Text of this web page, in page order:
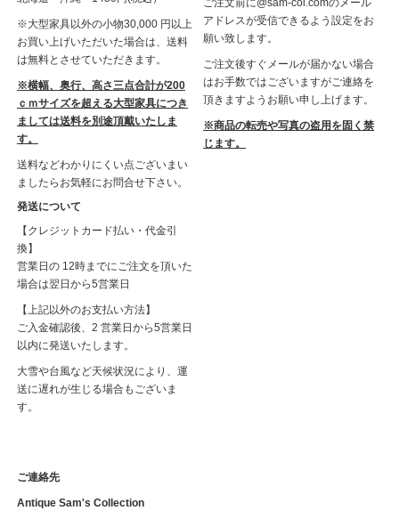
※大型家具以外の小物30,000 円以上
お買い上げいただいた場合は、送料
は無料とさせていただきます。
※横幅、奥行、高さ三点合計が200
ｃｍサイズを超える大型家具につき
ましては送料を別途頂戴いたしま
す。
送料などわかりにくい点ございまい
ましたらお気軽にお問合せ下さい。
発送について
【クレジットカード払い・代金引
換】
営業日の 12時までにご注文を頂いた
場合は翌日から5営業日
【上記以外のお支払い方法】
ご入金確認後、2 営業日から5営業日
以内に発送いたします。
大雪や台風など天候状況により、運
送に遅れが生じる場合もございま
す。
ご注文前に@sam-col.comのメール
アドレスが受信できるよう設定をお
願い致します。
ご注文後すぐメールが届かない場合
はお手数ではございますがご連絡を
頂きますようお願い申し上げます。
※商品の転売や写真の盗用を固く禁
じます。
ご連絡先
Antique Sam's Collection